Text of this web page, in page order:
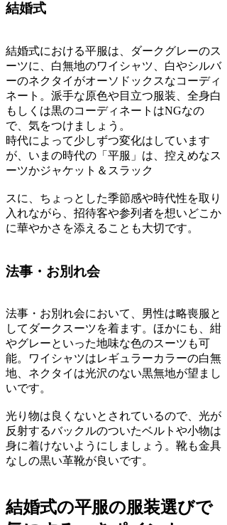
結婚式
結婚式における平服は、ダークグレーのス
ーツに、白無地のワイシャツ、白やシルバ
ーのネクタイがオーソドックスなコーディ
ネート。派手な原色や目立つ服装、全身白
もしくは黒のコーディネートはNGなの
で、気をつけましょう。
時代によって少しずつ変化はしています
が、いまの時代の「平服」は、控えめなス
ーツかジャケット＆スラック
スに、ちょっとした季節感や時代性を取り
入れながら、招待客や参列者を想いどこか
に華やかさを添えることも大切です。
法事・お別れ会
法事・お別れ会において、男性は略喪服と
してダークスーツを着ます。ほかにも、紺
やグレーといった地味な色のスーツも可
能。ワイシャツはレギュラーカラーの白無
地、ネクタイは光沢のない黒無地が望まし
いです。
光り物は良くないとされているので、光が
反射するバックルのついたベルトや小物は
身に着けないようにしましょう。靴も金具
なしの黒い革靴が良いです。
結婚式の平服の服装選びで